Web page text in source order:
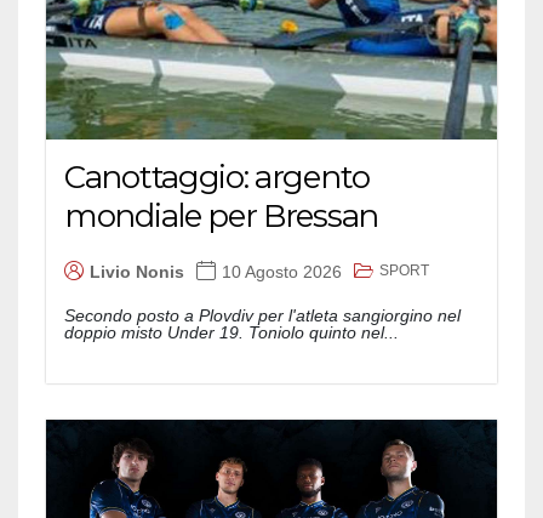
Canottaggio: argento
mondiale per Bressan
Livio Nonis 10 Agosto 2026 SPORT
Secondo posto a Plovdiv per l'atleta sangiorgino nel
doppio misto Under 19. Toniolo quinto nel...